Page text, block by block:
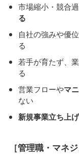
市場縮小・競合過
る
自社の強みや優
る
若手が育たず、
る
営業フローやマ
ない
新規事業立ち上げ
［管理職・マネ